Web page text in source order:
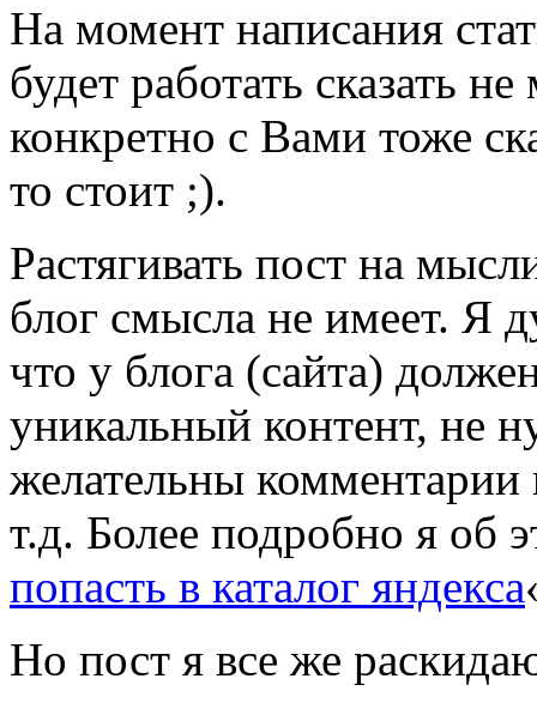
На момент написания
будет работать сказать
конкретно с Вами тоже
то стоит ;).
Растягивать пост на
блог смысла не имеет. Я
что у блога (сайта)
уникальный контент, не
желательны
т.д. Более подробно я об
попасть в каталог яндекса
Но пост я все же